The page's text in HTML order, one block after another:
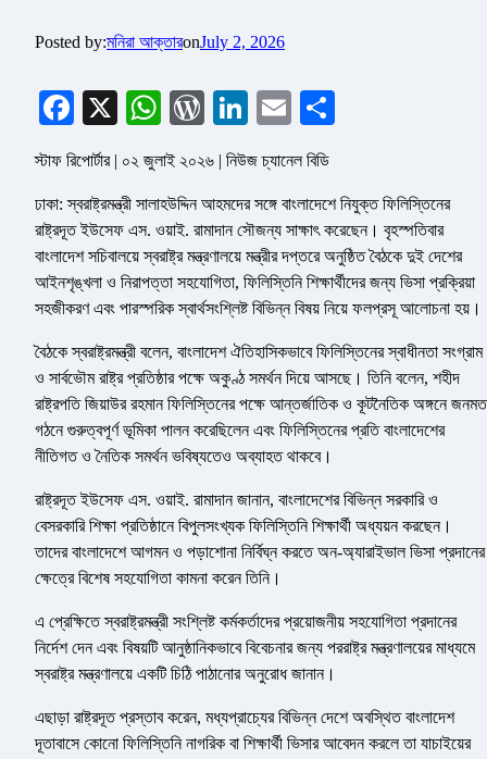
Posted by:মনিরা আক্তারonJuly 2, 2026
Facebook
X WhatsApp
WordPress
LinkedIn
Email
স্টাফ রিপোর্টার | ০২ জুলাই ২০২৬ | নিউজ চ্যানেল বিডি
ঢাকা: স্বরাষ্ট্রমন্ত্রী সালাহউদ্দিন আহমদের সঙ্গে বাংলাদেশে নিযুক্ত ফিলিস্তিনের
রাষ্ট্রদূত ইউসেফ এস. ওয়াই. রামাদান সৌজন্য সাক্ষাৎ করেছেন। বৃহস্পতিবার
বাংলাদেশ সচিবালয়ে স্বরাষ্ট্র মন্ত্রণালয়ে মন্ত্রীর দপ্তরে অনুষ্ঠিত বৈঠকে দুই দেশের
আইনশৃঙ্খলা ও নিরাপত্তা সহযোগিতা, ফিলিস্তিনি শিক্ষার্থীদের জন্য ভিসা প্রক্রিয়া
সহজীকরণ এবং পারস্পরিক স্বার্থসংশ্লিষ্ট বিভিন্ন বিষয় নিয়ে ফলপ্রসূ আলোচনা হয়।
বৈঠকে স্বরাষ্ট্রমন্ত্রী বলেন, বাংলাদেশ ঐতিহাসিকভাবে ফিলিস্তিনের স্বাধীনতা সংগ্রাম
ও সার্বভৌম রাষ্ট্র প্রতিষ্ঠার পক্ষে অকুণ্ঠ সমর্থন দিয়ে আসছে। তিনি বলেন, শহীদ
রাষ্ট্রপতি জিয়াউর রহমান ফিলিস্তিনের পক্ষে আন্তর্জাতিক ও কূটনৈতিক অঙ্গনে জনমত
গঠনে গুরুত্বপূর্ণ ভূমিকা পালন করেছিলেন এবং ফিলিস্তিনের প্রতি বাংলাদেশের
নীতিগত ও নৈতিক সমর্থন ভবিষ্যতেও অব্যাহত থাকবে।
রাষ্ট্রদূত ইউসেফ এস. ওয়াই. রামাদান জানান, বাংলাদেশের বিভিন্ন সরকারি ও
বেসরকারি শিক্ষা প্রতিষ্ঠানে বিপুলসংখ্যক ফিলিস্তিনি শিক্ষার্থী অধ্যয়ন করছেন।
তাদের বাংলাদেশে আগমন ও পড়াশোনা নির্বিঘ্ন করতে অন-অ্যারাইভাল ভিসা প্রদানের
ক্ষেত্রে বিশেষ সহযোগিতা কামনা করেন তিনি।
এ প্রেক্ষিতে স্বরাষ্ট্রমন্ত্রী সংশ্লিষ্ট কর্মকর্তাদের প্রয়োজনীয় সহযোগিতা প্রদানের
নির্দেশ দেন এবং বিষয়টি আনুষ্ঠানিকভাবে বিবেচনার জন্য পররাষ্ট্র মন্ত্রণালয়ের মাধ্যমে
স্বরাষ্ট্র মন্ত্রণালয়ে একটি চিঠি পাঠানোর অনুরোধ জানান।
এছাড়া রাষ্ট্রদূত প্রস্তাব করেন, মধ্যপ্রাচ্যের বিভিন্ন দেশে অবস্থিত বাংলাদেশ
দূতাবাসে কোনো ফিলিস্তিনি নাগরিক বা শিক্ষার্থী ভিসার আবেদন করলে তা যাচাইয়ের